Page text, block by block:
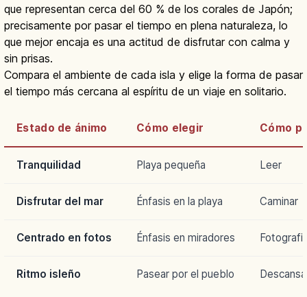
que representan cerca del 60 % de los corales de Japón;
precisamente por pasar el tiempo en plena naturaleza, lo
que mejor encaja es una actitud de disfrutar con calma y
sin prisas.
Compara el ambiente de cada isla y elige la forma de pasar
el tiempo más cercana al espíritu de un viaje en solitario.
Estado de ánimo Cómo elegir Cómo
Tranquilidad Playa pequeña Leer
Disfrutar del mar Énfasis en la playa Caminar
Centrado en fotos Énfasis en miradores
Ritmo isleño Pasear por el pueblo